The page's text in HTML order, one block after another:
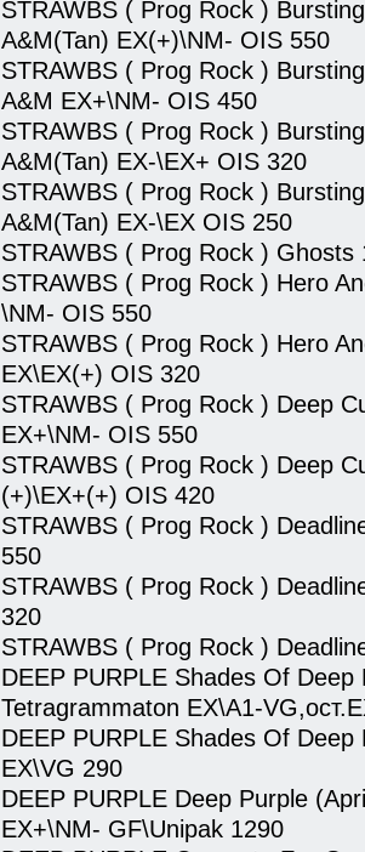
STRAWBS ( Prog Rock )
A&M(Tan) EX(+)\NM- OIS 550
STRAWBS ( Prog Rock )
A&M EX+\NM- OIS 450
STRAWBS ( Prog Rock )
A&M(Tan) EX-\EX+ OIS 320
STRAWBS ( Prog Rock )
A&M(Tan) EX-\EX OIS 250
STRAWBS ( Prog Rock )
STRAWBS ( Prog Rock ) Hero
\NM- OIS 550
STRAWBS ( Prog Rock ) Hero
EX\EX(+) OIS 320
STRAWBS ( Prog Rock ) Deep
EX+\NM- OIS 550
STRAWBS ( Prog Rock ) Deep
(+)\EX+(+) OIS 420
STRAWBS ( Prog Rock )
550
STRAWBS ( Prog Rock )
320
STRAWBS ( Prog Rock )
DEEP PURPLE Shades Of Deep
Tetragrammaton EX\A1-
DEEP PURPLE Shades Of
EX\VG 290
DEEP PURPLE Deep Purple
EX+\NM- GF\Unipak 1290